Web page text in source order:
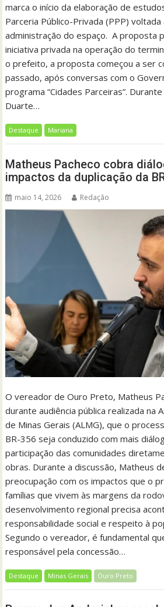
marca o início da elaboração de
Parceria Público-Privada (PPP)
administração do espaço. A proposta
iniciativa privada na operação do
o prefeito, a proposta começou a ser
passado, após conversas com o
programa “Cidades Parceiras”. Durante
Duarte…
Destaque Mariana
Matheus Pacheco cobra
impactos da duplicação da
maio 14, 2026 Redação
O vereador de Ouro Preto, Matheus
durante audiência pública realizada na
de Minas Gerais (ALMG), que o
BR-356 seja conduzido com mais
participação das comunidades
obras. Durante a discussão, Matheus
preocupação com os impactos que o
famílias que vivem às margens da
desenvolvimento regional precisa
responsabilidade social e respeito à
Segundo o vereador, é fundamental
responsável pela concessão…
Destaque Minas Gerais Ouro Preto